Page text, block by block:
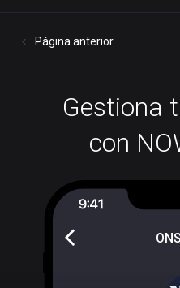
Página anterior
Gestiona
con